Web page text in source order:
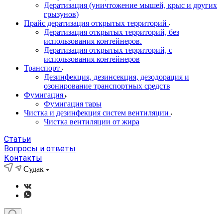
Дератизация (уничтожение мышей, крыс и других
грызунов)
Прайс дератизация открытых территорий
Дератизация открытых территорий, без
использования контейнеров.
Дератизация открытых территорий, с
использования контейнеров
Транспорт
Дезинфекция, дезинсекция, дезодорация и
озонирование транспортных средств
Фумигация
Фумигация тары
Чистка и дезинфекция систем вентиляции
Чистка вентиляции от жира
Статьи
Вопросы и ответы
Контакты
Судак